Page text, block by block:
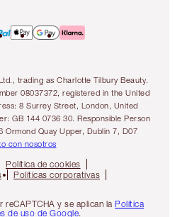
trading as Charlotte Tilbury Beauty.
08037372, registered in the United
8 Surrey Street, London, United
GB 144 0736 30. Responsible Person
Ormond Quay Upper, Dublin 7, D07
con nosotros
Política de cookies
Políticas corporativas
y se aplican la Política
de uso de Google.